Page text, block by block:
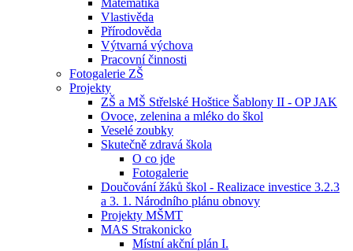
Matematika
Vlastivěda
Přírodověda
Výtvarná výchova
Pracovní činnosti
Fotogalerie ZŠ
Projekty
ZŠ a MŠ Střelské Hoštice Šablony II - OP JAK
Ovoce, zelenina a mléko do škol
Veselé zoubky
Skutečně zdravá škola
O co jde
Fotogalerie
Doučování žáků škol - Realizace investice 3.2.3
a 3. 1. Národního plánu obnovy
Projekty MŠMT
MAS Strakonicko
Místní akční plán I.